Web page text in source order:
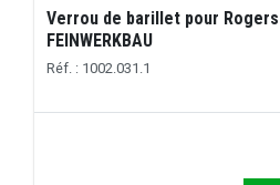
Verrou de barillet pour
FEINWERKBAU
Réf. : 1002.031.1